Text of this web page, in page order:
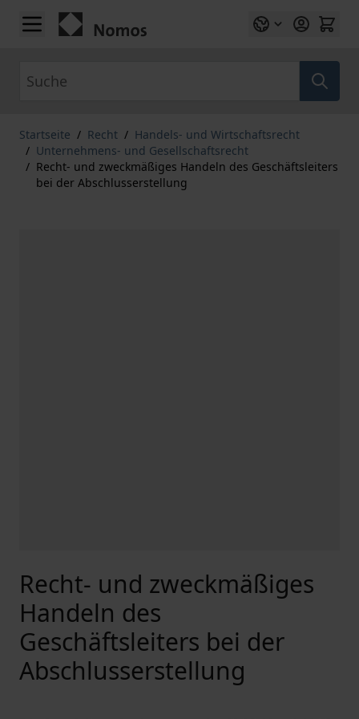
Zum Inhalt springen
Startseite / Recht / Handels- und Wirtschaftsrecht
/ Unternehmens- und Gesellschaftsrecht
/ Recht- und zweckmäßiges Handeln des Geschäftsleiters
bei der Abschlusserstellung
Recht- und zweckmäßiges
Handeln des
Geschäftsleiters bei der
Abschlusserstellung